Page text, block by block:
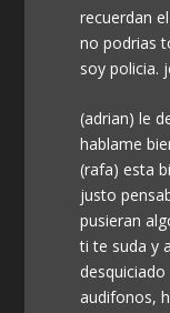
recuerdan
no podrias
soy policia.
(adrian) le
hablame
(rafa) esta
justo
pusieran
ti te suda y
audifonos,